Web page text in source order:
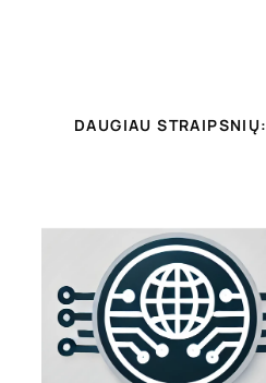
DAUGIAU STRAIPSNIŲ: